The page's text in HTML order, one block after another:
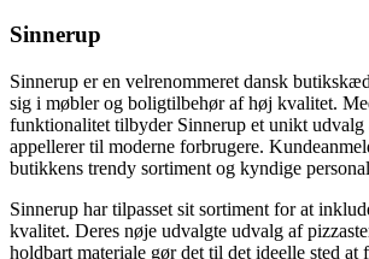
Sinnerup
Sinnerup er en velrenommeret dansk
sig i møbler og boligtilbehør af høj kvalitet.
funktionalitet tilbyder Sinnerup et unikt udvalg
appellerer til moderne forbrugere.
butikkens trendy sortiment og kyndige
Sinnerup har tilpasset sit sortiment for at
kvalitet. Deres nøje udvalgte udvalg af
holdbart materiale gør det til det ideelle sted at